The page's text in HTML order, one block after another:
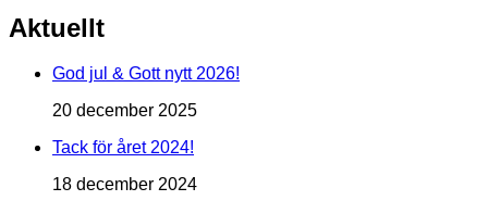
Aktuellt
God jul & Gott nytt 2026!
20 december 2025
Tack för året 2024!
18 december 2024